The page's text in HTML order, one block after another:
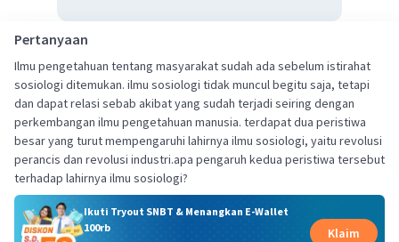
Pertanyaan
Ilmu pengetahuan tentang masyarakat sudah ada sebelum istirahat
sosiologi ditemukan. ilmu sosiologi tidak muncul begitu saja, tetapi
dan dapat relasi sebab akibat yang sudah terjadi seiring dengan
perkembangan ilmu pengetahuan manusia. terdapat dua peristiwa
besar yang turut mempengaruhi lahirnya ilmu sosiologi, yaitu revolusi
perancis dan revolusi industri.apa pengaruh kedua peristiwa tersebut
terhadap lahirnya ilmu sosiologi?
Ikuti Tryout SNBT & Menangkan E-Wallet
100rb
Klaim